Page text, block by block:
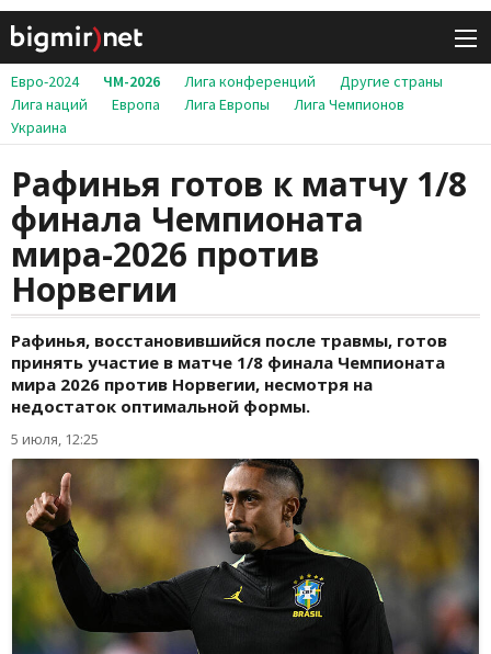
Евро-2024 ЧМ-2026 Лига конференций
Другие страны
Лига наций
Европа Лига Европы
Лига Чемпионов
Украина
Рафинья готов к матчу 1/8
финала Чемпионата
мира-2026 против
Норвегии
Рафинья, восстановившийся после травмы, готов
принять участие в матче 1/8 финала Чемпионата
мира 2026 против Норвегии, несмотря на
недостаток оптимальной формы.
5 июля, 12:25